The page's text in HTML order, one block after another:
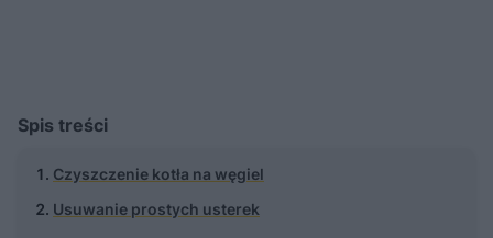
Spis treści
Czyszczenie kotła na węgiel
Usuwanie prostych usterek